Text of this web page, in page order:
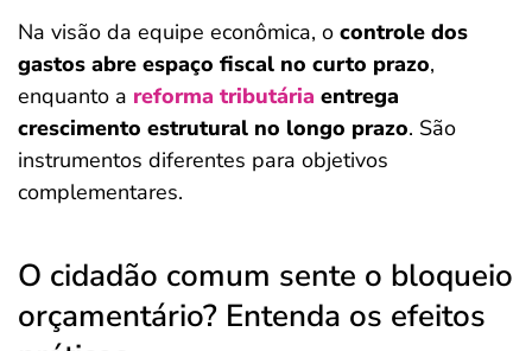
Na visão da equipe econômica, o controle dos
gastos abre espaço fiscal no curto prazo,
enquanto a reforma tributária entrega
crescimento estrutural no longo prazo. São
instrumentos diferentes para objetivos
complementares.
O cidadão comum sente o bloqueio
orçamentário? Entenda os efeitos